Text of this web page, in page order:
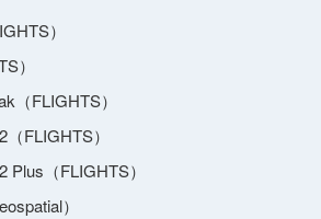
）
）
（FLIGHTS）
FLIGHTS）
Plus（FLIGHTS）
）